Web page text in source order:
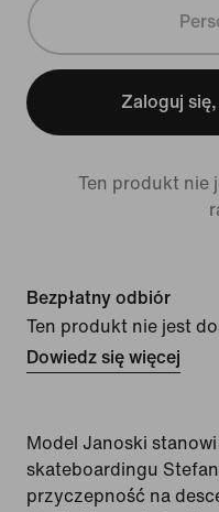
Zaloguj
Ten produkt nie
Bezpłatny odbiór
Ten produkt nie jest
Dowiedz się więcej
Model Janoski
skateboardingu
przyczepność na